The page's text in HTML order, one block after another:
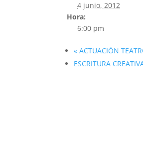
4 junio, 2012
Hora:
6:00 pm
« ACTUACIÓN
ESCRITURA